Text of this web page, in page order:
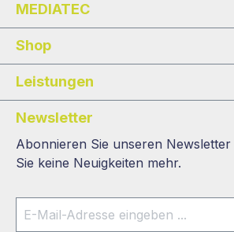
MEDIATEC
Shop
Leistungen
Newsletter
Abonnieren Sie unseren
Sie keine Neuigkeiten mehr.